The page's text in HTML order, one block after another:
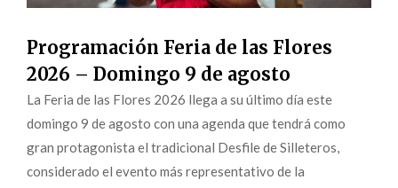
Programación Feria de las Flores
2026 – Domingo 9 de agosto
La Feria de las Flores 2026 llega a su último día este
domingo 9 de agosto con una agenda que tendrá como
gran protagonista el tradicional Desfile de Silleteros,
considerado el evento más representativo de la